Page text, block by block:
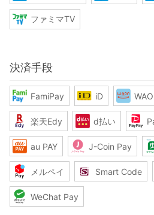
ファミマTV
決済手段
FamiPay iD
楽天Edy d払い
au PAY J-Coin Pay
メルペイ Smart Code
WeChat Pay